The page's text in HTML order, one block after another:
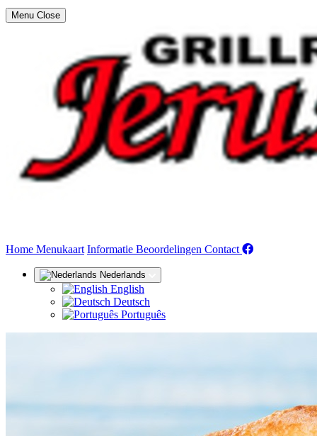
Menu Close
Home (huidige)
Menukaart Informatie Beoordelingen Contact
Nederlands
English
Deutsch
Português